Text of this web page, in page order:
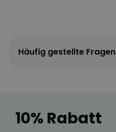
Häufig gestellte Fragen
10% Rabatt